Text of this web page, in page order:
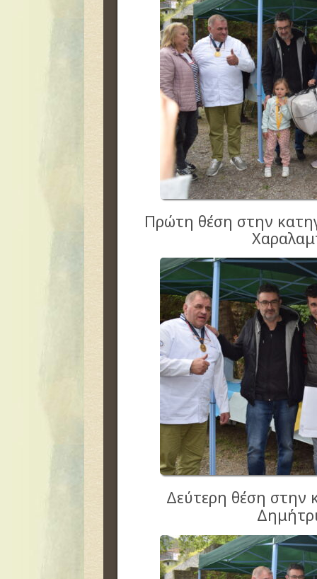
Πρώτη θέση στην
Δεύτερη θέση στην